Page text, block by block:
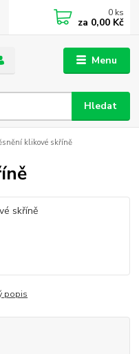
Menu
Hledat
0 ks
za 0,00 Kč
klikové skříně
popis